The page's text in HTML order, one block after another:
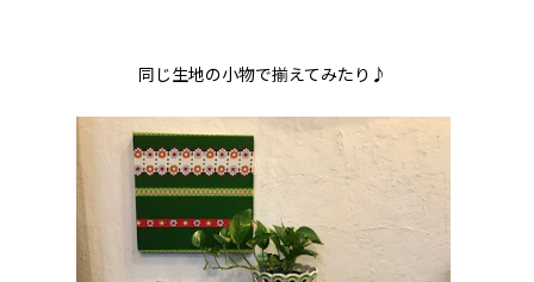
同じ生地の小物で揃えてみたり♪